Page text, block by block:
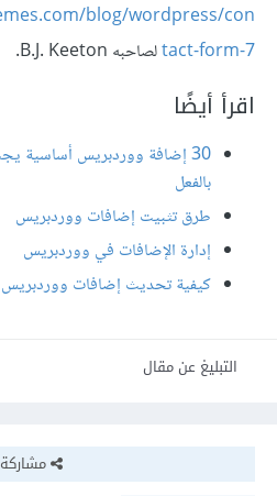
blog/wordpress/con
tact-form-7لصاحبه B.J. Keeton.
اقرأ أيضًا
30 إضافة ووردبريس أساسية
بالفعل
طرق تثبيت إضافات ووردبريس
إدارة الإضافات في ووردبريس
كيفية تحديث إضافات ووردبريس
التبليغ عن مقال
مشاركة